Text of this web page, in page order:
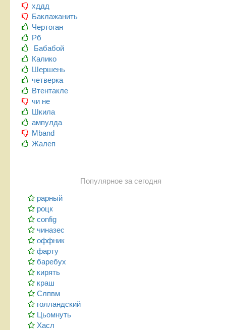
хддд
Баклажанить
Чертоган
Рб
Бабабой
Калико
Шершень
четверка
Втентакле
чи не
Шкила
ампулда
Mband
Жалеп
Популярное за сегодня
рарный
роцк
config
чиназес
оффник
фарту
баребух
кирять
краш
Слпвм
голландский
Цьомнуть
Хасл